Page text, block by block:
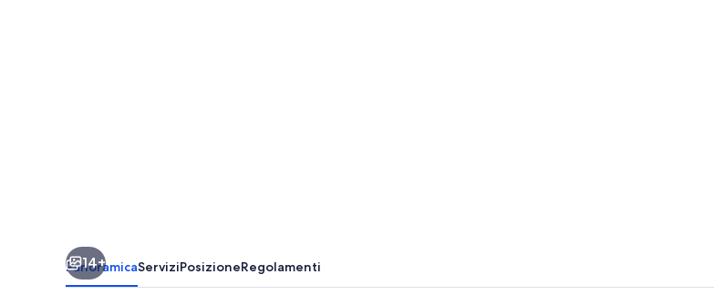
14+
PanoramicaServiziPosizioneRegolamenti